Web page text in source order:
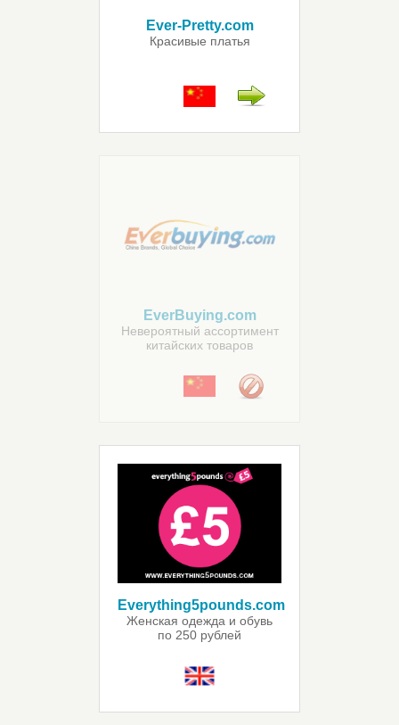
Ever-Pretty.com
Красивые платья
EverBuying.com
Невероятный ассортимент
китайских товаров
Everything5pounds.com
Женская одежда и обувь
по 250 рублей